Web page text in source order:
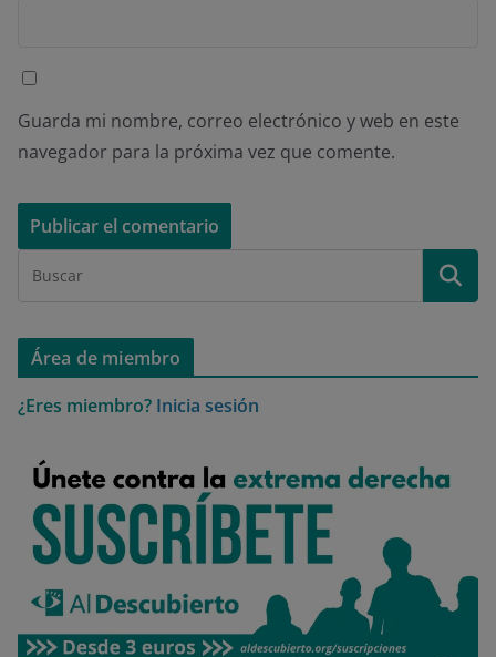
Guarda mi nombre, correo electrónico y web en este
navegador para la próxima vez que comente.
Área de miembro
¿Eres miembro? Inicia sesión